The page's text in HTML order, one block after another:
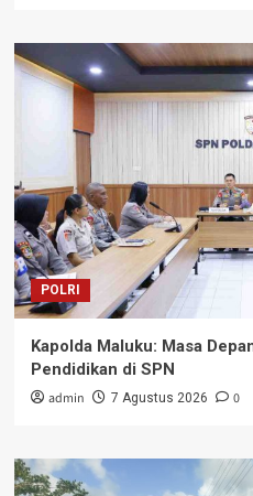
POLRI
Kapolda Maluku: Masa
Pendidikan di SPN
admin 7 Agustus 2026 0